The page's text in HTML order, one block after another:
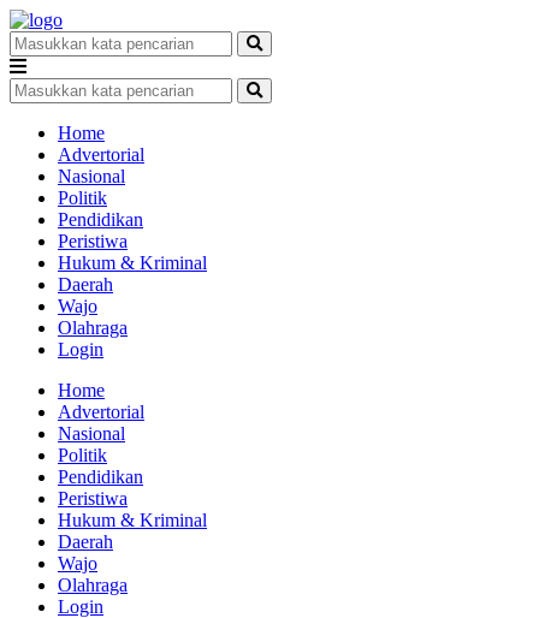
Home
Advertorial
Nasional
Politik
Pendidikan
Peristiwa
Hukum & Kriminal
Daerah
Wajo
Olahraga
Login
Home
Advertorial
Nasional
Politik
Pendidikan
Peristiwa
Hukum & Kriminal
Daerah
Wajo
Olahraga
Login